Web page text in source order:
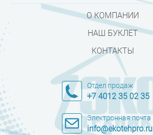
О КОМПАНИИ
НАШ БУКЛЕТ
КОНТАКТЫ
Отдел продаж
+7 4012 35 02 35
Электронная почта
info@ekotehpro.ru